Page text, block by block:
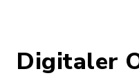
Digitaler